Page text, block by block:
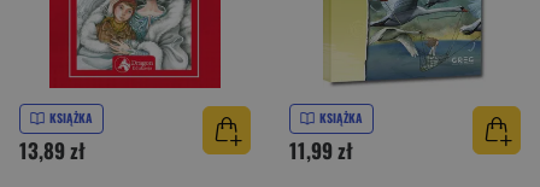
KSIĄŻKA
13,89 zł
KSIĄŻKA
11,99 zł